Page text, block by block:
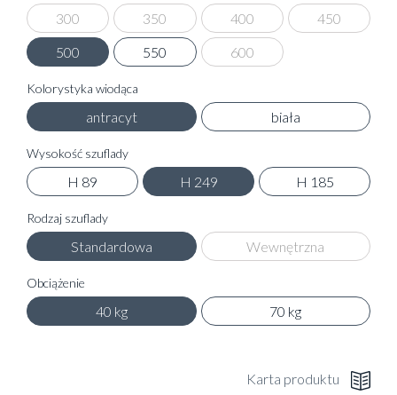
300 350 400
450
500
550 600
Kolorystyka wiodąca
antracyt biała
Wysokość szuflady
H 89 H 249 H 185
Rodzaj szuflady
Standardowa Wewnętrzna
Obciążenie
40 kg 70 kg
Karta produktu